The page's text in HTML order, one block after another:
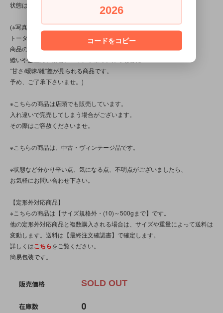
状態は、１１枚の写真と１本の動画と併せてご確認下さい。
(※写真は、光の当たり方によって見え方が変わる為、
トータル的に判断頂けると幸いです。
商品の特性/性質上、上記の問題以前に、
縫いや玉止め、接着、ペイント塗り、作りなどに
“甘さ/曖昧/雑”差が見られる商品です。
予め、ご了承下さいませ。)
※こちらの商品は店頭でも販売しています。
入れ違いで完売してしまう場合がございます。
その際はご容赦くださいませ。
※こちらの商品は、中古・ヴィンテージ品です。
※状態など分かり辛い点、気になる点、不明点がございましたら、
お気軽にお問い合わせ下さい。
【定形外対応商品】
※こちらの商品は【サイズ規格外・(10)～500gまで】です。
他の定形外対応商品と複数購入される場合は、サイズや重量によって送料は
変動します。送料は【最終注文確認書】で確定します。
詳しくはこちらをご覧ください。
簡易包装です。
販売価格 SOLD OUT
在庫数 0
2026
コードをコピー